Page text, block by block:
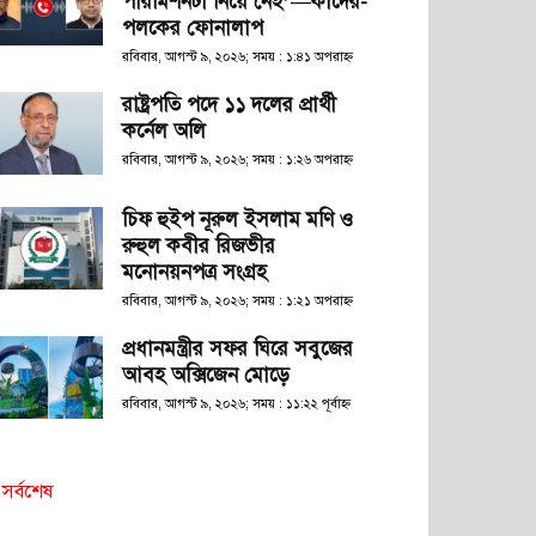
পলকের ফোনালাপ
রবিবার, আগস্ট ৯, ২০২৬; সময় : ১:৪১ অপরাহ্ণ
রাষ্ট্রপতি পদে ১১ দলের প্রার্থী
কর্নেল অলি
রবিবার, আগস্ট ৯, ২০২৬; সময় : ১:২৬ অপরাহ্ণ
চিফ হুইপ নূরুল ইসলাম মণি ও
রুহুল কবীর রিজভীর
মনোনয়নপত্র সংগ্রহ
রবিবার, আগস্ট ৯, ২০২৬; সময় : ১:২১ অপরাহ্ণ
প্রধানমন্ত্রীর সফর ঘিরে সবুজের
আবহ অক্সিজেন মোড়ে
রবিবার, আগস্ট ৯, ২০২৬; সময় : ১১:২২ পূর্বাহ্ণ
সর্বশেষ